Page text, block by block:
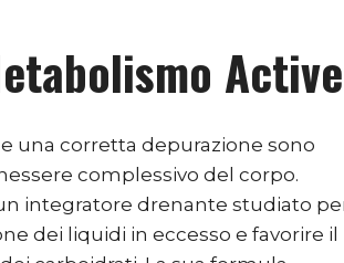
Active
una corretta depurazione sono
complessivo del corpo.
integratore drenante studiato
dei liquidi in eccesso e favorire il